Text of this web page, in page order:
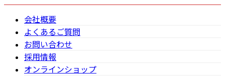
会社概要
よくあるご質問
お問い合わせ
採用情報
オンラインショップ